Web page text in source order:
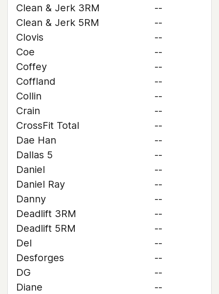
Clean & Jerk 3RM
--
Clean & Jerk 5RM
--
Clovis
--
Coe
--
Coffey
--
Coffland
--
Collin
--
Crain
--
CrossFit Total
--
Dae Han
--
Dallas 5
--
Daniel
--
Daniel Ray
--
Danny
--
Deadlift 3RM
--
Deadlift 5RM
--
Del
--
Desforges
--
DG
--
Diane
--